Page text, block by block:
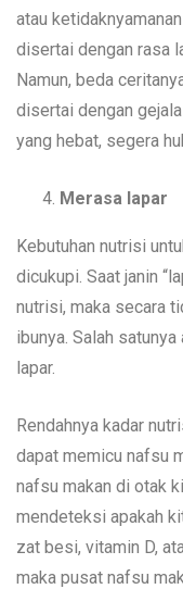
atau
disertai dengan rasa
Namun, beda
disertai dengan
yang hebat, segera
Merasa lapar
Kebutuhan nutrisi
dicukupi. Saat janin
nutrisi, maka secara
ibunya. Salah
lapar.
Rendahnya kadar
dapat memicu nafsu
nafsu makan di otak
mendeteksi apakah
zat besi, vitamin D,
maka pusat nafsu